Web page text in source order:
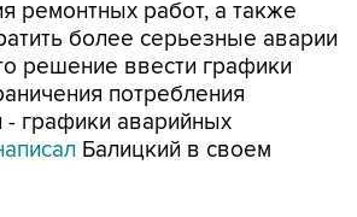
решение ввести графики
потребления
- графики аварийных
Балицкий в своем